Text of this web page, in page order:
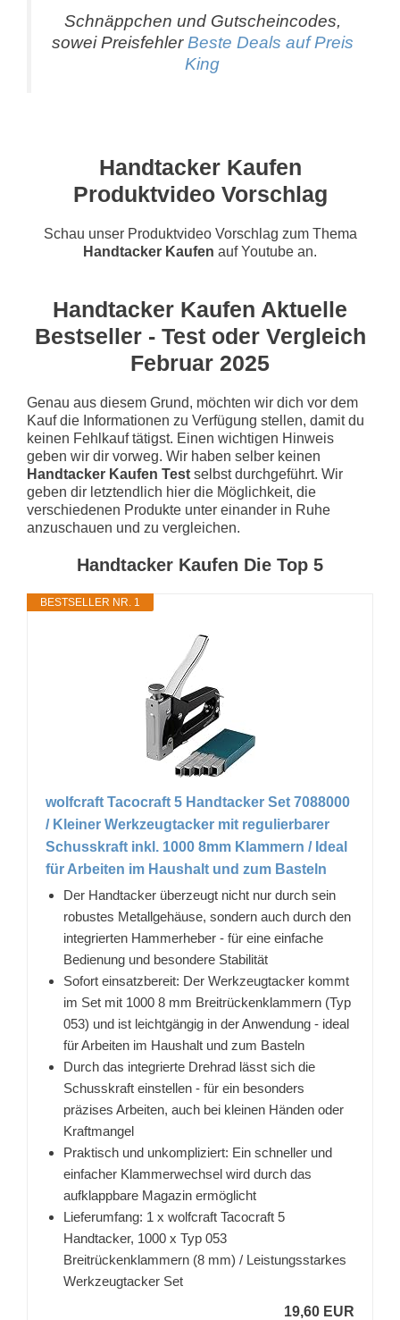
Schnäppchen und Gutscheincodes,
sowei Preisfehler Beste Deals auf Preis
King
Handtacker Kaufen
Produktvideo Vorschlag
Schau unser Produktvideo Vorschlag zum Thema
Handtacker Kaufen auf Youtube an.
Handtacker Kaufen Aktuelle
Bestseller - Test oder Vergleich
Februar 2025
Genau aus diesem Grund, möchten wir dich vor dem
Kauf die Informationen zu Verfügung stellen, damit du
keinen Fehlkauf tätigst. Einen wichtigen Hinweis
geben wir dir vorweg. Wir haben selber keinen
Handtacker Kaufen Test selbst durchgeführt. Wir
geben dir letztendlich hier die Möglichkeit, die
verschiedenen Produkte unter einander in Ruhe
anzuschauen und zu vergleichen.
Handtacker Kaufen Die Top 5
BESTSELLER NR. 1
wolfcraft Tacocraft 5 Handtacker Set 7088000
/ Kleiner Werkzeugtacker mit regulierbarer
Schusskraft inkl. 1000 8mm Klammern / Ideal
für Arbeiten im Haushalt und zum Basteln
Der Handtacker überzeugt nicht nur durch sein
robustes Metallgehäuse, sondern auch durch den
integrierten Hammerheber - für eine einfache
Bedienung und besondere Stabilität
Sofort einsatzbereit: Der Werkzeugtacker kommt
im Set mit 1000 8 mm Breitrückenklammern (Typ
053) und ist leichtgängig in der Anwendung - ideal
für Arbeiten im Haushalt und zum Basteln
Durch das integrierte Drehrad lässt sich die
Schusskraft einstellen - für ein besonders
präzises Arbeiten, auch bei kleinen Händen oder
Kraftmangel
Praktisch und unkompliziert: Ein schneller und
einfacher Klammerwechsel wird durch das
aufklappbare Magazin ermöglicht
Lieferumfang: 1 x wolfcraft Tacocraft 5
Handtacker, 1000 x Typ 053
Breitrückenklammern (8 mm) / Leistungsstarkes
Werkzeugtacker Set
19,60 EUR